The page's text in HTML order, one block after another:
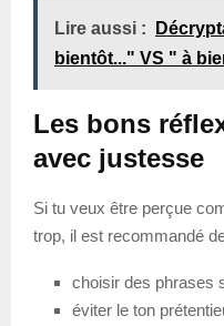
Lire aussi :
bientôt..." VS " à
Les bons
avec justesse
Si tu veux être perçue
trop, il est recommandé
choisir des phrases
éviter le ton